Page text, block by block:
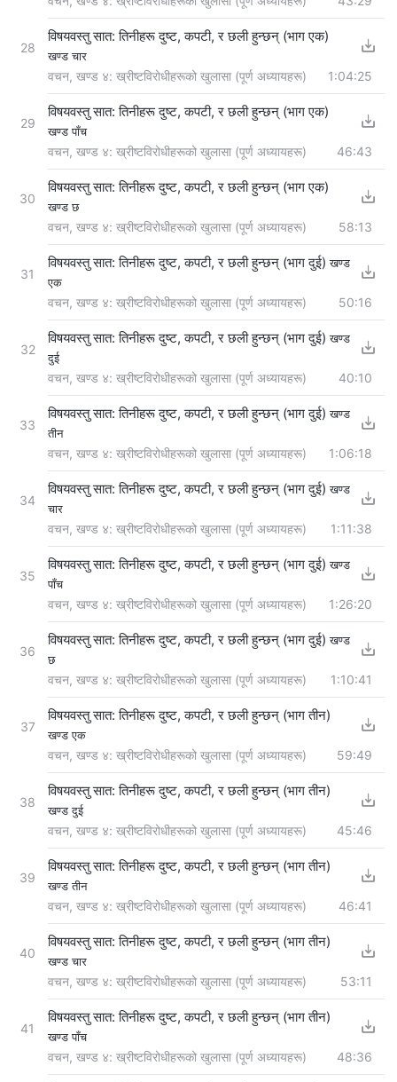
28
विषयवस्तु सात: तिनीहरू दुष्ट, कपटी, र छली हुन्छन् (भाग एक)
खण्ड चार
वचन, खण्ड ४: ख्रीष्टविरोधीहरूको खुलासा (पूर्ण अध्यायहरू) 1:04:25
29
विषयवस्तु सात: तिनीहरू दुष्ट, कपटी, र छली हुन्छन् (भाग एक)
खण्ड पाँच
वचन, खण्ड ४: ख्रीष्टविरोधीहरूको खुलासा (पूर्ण अध्यायहरू) 46:43
30
विषयवस्तु सात: तिनीहरू दुष्ट, कपटी, र छली हुन्छन् (भाग एक)
खण्ड छ
वचन, खण्ड ४: ख्रीष्टविरोधीहरूको खुलासा (पूर्ण अध्यायहरू) 58:13
31
विषयवस्तु सात: तिनीहरू दुष्ट, कपटी, र छली हुन्छन् (भाग दुई)खण्ड
एक
वचन, खण्ड ४: ख्रीष्टविरोधीहरूको खुलासा (पूर्ण अध्यायहरू) 50:16
32
विषयवस्तु सात: तिनीहरू दुष्ट, कपटी, र छली हुन्छन् (भाग दुई)खण्ड
दुई
वचन, खण्ड ४: ख्रीष्टविरोधीहरूको खुलासा (पूर्ण अध्यायहरू) 40:10
33
विषयवस्तु सात: तिनीहरू दुष्ट, कपटी, र छली हुन्छन् (भाग दुई)खण्ड
तीन
वचन, खण्ड ४: ख्रीष्टविरोधीहरूको खुलासा (पूर्ण अध्यायहरू) 1:06:18
34
विषयवस्तु सात: तिनीहरू दुष्ट, कपटी, र छली हुन्छन् (भाग दुई)खण्ड
चार
वचन, खण्ड ४: ख्रीष्टविरोधीहरूको खुलासा (पूर्ण अध्यायहरू) 1:11:38
35
विषयवस्तु सात: तिनीहरू दुष्ट, कपटी, र छली हुन्छन् (भाग दुई)खण्ड
पाँच
वचन, खण्ड ४: ख्रीष्टविरोधीहरूको खुलासा (पूर्ण अध्यायहरू) 1:26:20
36
विषयवस्तु सात: तिनीहरू दुष्ट, कपटी, र छली हुन्छन् (भाग दुई)खण्ड
छ
वचन, खण्ड ४: ख्रीष्टविरोधीहरूको खुलासा (पूर्ण अध्यायहरू) 1:10:41
37
विषयवस्तु सात: तिनीहरू दुष्ट, कपटी, र छली हुन्छन् (भाग तीन)
खण्ड एक
वचन, खण्ड ४: ख्रीष्टविरोधीहरूको खुलासा (पूर्ण अध्यायहरू) 59:49
38
विषयवस्तु सात: तिनीहरू दुष्ट, कपटी, र छली हुन्छन् (भाग तीन)
खण्ड दुई
वचन, खण्ड ४: ख्रीष्टविरोधीहरूको खुलासा (पूर्ण अध्यायहरू) 45:46
39
विषयवस्तु सात: तिनीहरू दुष्ट, कपटी, र छली हुन्छन् (भाग तीन)
खण्ड तीन
वचन, खण्ड ४: ख्रीष्टविरोधीहरूको खुलासा (पूर्ण अध्यायहरू) 46:41
40
विषयवस्तु सात: तिनीहरू दुष्ट, कपटी, र छली हुन्छन् (भाग तीन)
खण्ड चार
वचन, खण्ड ४: ख्रीष्टविरोधीहरूको खुलासा (पूर्ण अध्यायहरू) 53:11
41
विषयवस्तु सात: तिनीहरू दुष्ट, कपटी, र छली हुन्छन् (भाग तीन)
खण्ड पाँच
वचन, खण्ड ४: ख्रीष्टविरोधीहरूको खुलासा (पूर्ण अध्यायहरू) 48:36